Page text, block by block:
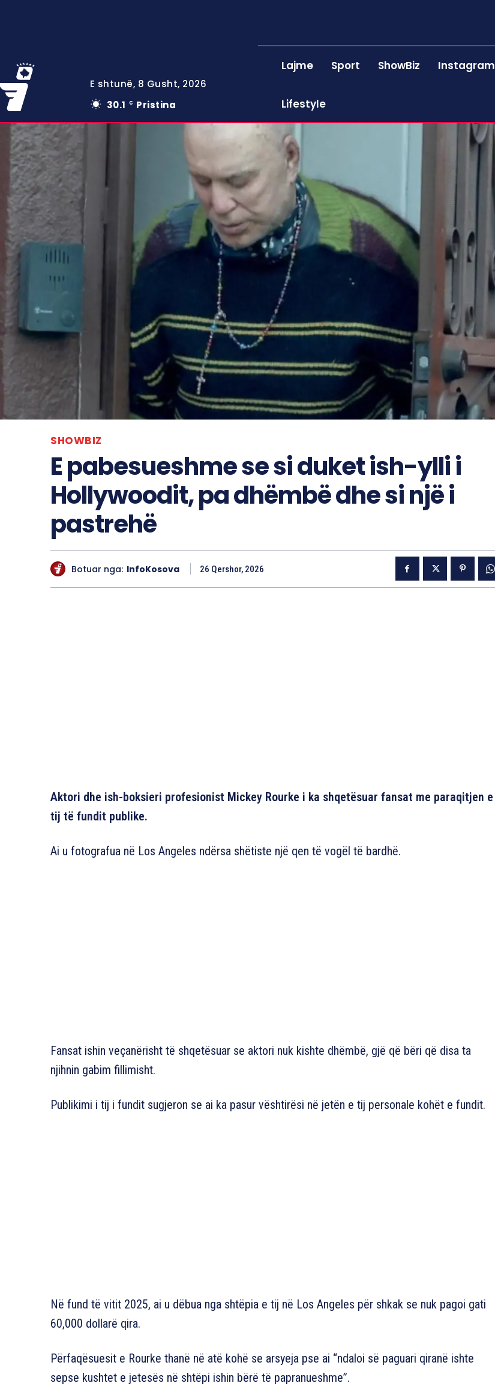
E shtunë, 8 Gusht, 2026
30.1
C Pristina
Lajme Sport ShowBiz Instagram
Lifestyle
SHOWBIZ
E pabesueshme se si duket ish-ylli i
Hollywoodit, pa dhëmbë dhe si një i
pastrehë
Botuar nga: InfoKosova 26 Qershor, 2026
Aktori dhe ish-boksieri profesionist Mickey Rourke i ka shqetësuar fansat me paraqitjen e
tij të fundit publike.
Ai u fotografua në Los Angeles ndërsa shëtiste një qen të vogël të bardhë.
Fansat ishin veçanërisht të shqetësuar se aktori nuk kishte dhëmbë, gjë që bëri që disa ta
njihnin gabim fillimisht.
Publikimi i tij i fundit sugjeron se ai ka pasur vështirësi në jetën e tij personale kohët e fundit.
Në fund të vitit 2025, ai u dëbua nga shtëpia e tij në Los Angeles për shkak se nuk pagoi gati
60,000 dollarë qira.
Përfaqësuesit e Rourke thanë në atë kohë se arsyeja pse ai “ndaloi së paguari qiranë ishte
sepse kushtet e jetesës në shtëpi ishin bërë të papranueshme”.